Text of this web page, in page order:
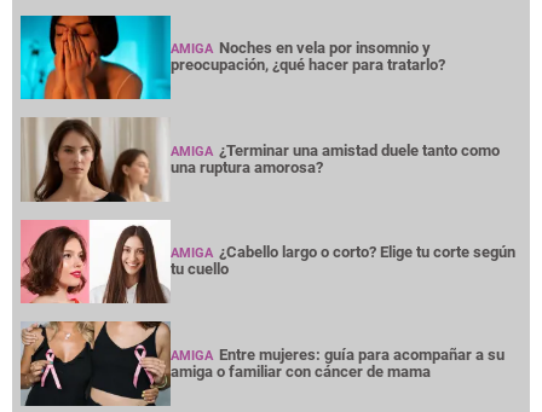
AMIGA Noches en vela por insomnio y
preocupación, ¿qué hacer para tratarlo?
AMIGA ¿Terminar una amistad duele tanto como
una ruptura amorosa?
AMIGA ¿Cabello largo o corto? Elige tu corte según
tu cuello
AMIGA Entre mujeres: guía para acompañar a su
amiga o familiar con cáncer de mama